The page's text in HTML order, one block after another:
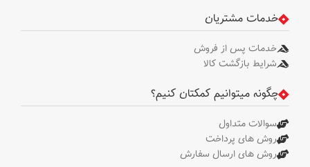
خدمات مشتریان
خدمات پس از فروش
شرایط بازگشت کالا
چگونه میتوانیم کمکتان کنیم؟
سوالات متداول
روش های پرداخت
روش های ارسال سفارش